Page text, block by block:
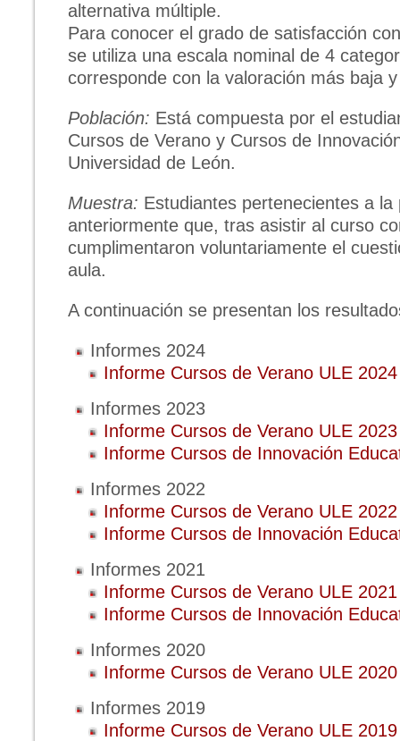
alternativa múltiple.
Para conocer el grado de satisfacción
se utiliza una escala nominal de 4
corresponde con la valoración más baja
Población: Está compuesta por el
Cursos de Verano y Cursos de
Universidad de León.
Muestra: Estudiantes pertenecientes a la
anteriormente que, tras asistir al curso
cumplimentaron voluntariamente el
aula.
A continuación se presentan los
Informes 2024
Informe Cursos de Verano ULE 2024
Informes 2023
Informe Cursos de Verano ULE 2023
Informe Cursos de Innovación
Informes 2022
Informe Cursos de Verano ULE 2022
Informe Cursos de Innovación
Informes 2021
Informe Cursos de Verano ULE 2021
Informe Cursos de Innovación
Informes 2020
Informe Cursos de Verano ULE 2020
Informes 2019
Informe Cursos de Verano ULE 2019